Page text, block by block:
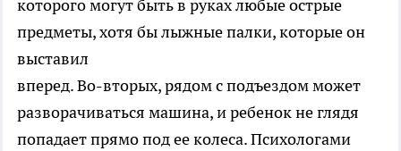
которого могут быть в руках любые острые
предметы, хотя бы лыжные палки, которые он
выставил
вперед. Во-вторых, рядом с подъездом может
разворачиваться машина, и ребенок не глядя
попадает прямо под ее колеса. Психологами